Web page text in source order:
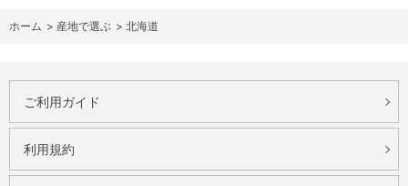
ホーム > 産地で選ぶ > 北海道
ご利用ガイド
利用規約